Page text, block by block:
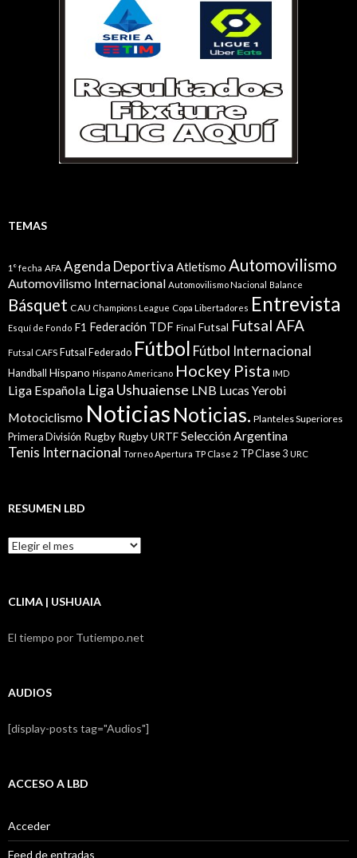
TEMAS
1° fecha AFA Agenda Deportiva Atletismo Automovilismo
Automovilismo Internacional Automovilismo Nacional Balance
Básquet CAU Champions League Copa Libertadores Entrevista
Esquí de Fondo F1 Federación TDF Final Futsal Futsal AFA
Futsal CAFS Futsal Federado Fútbol Fútbol Internacional
Handball Hispano Hispano Americano Hockey Pista IMD
Liga Española Liga Ushuaiense LNB Lucas Yerobi
Motociclismo Noticias Noticias. Planteles Superiores
Primera División Rugby Rugby URTFSelección Argentina
Tenis Internacional Torneo Apertura TP Clase 2 TP Clase 3 URC
RESUMEN LBD
Resumen
LBD
CLIMA | USHUAIA
El tiempo por Tutiempo.net
AUDIOS
[display-posts tag="Audios"]
ACCESO A LBD
Acceder
Feed de entradas